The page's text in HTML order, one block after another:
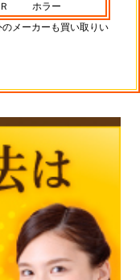
ホラー
メーカーも買い取りい